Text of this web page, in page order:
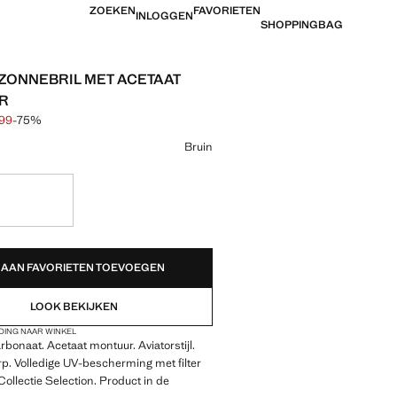
ZOEKENINLOGGENFAVORIETEN
SHOPPINGBAG
MET ACETAAT
prijs doorgehaald [€ 35,99 ]
8,99 ]
-75%
Bruin
AAN FAVORIETEN TOEVOEGEN
LOOK BEKIJKEN
NAAR WINKEL
Acetaat montuur. Aviatorstijl.
Volledige UV-bescherming met filter
Selection. Product in de